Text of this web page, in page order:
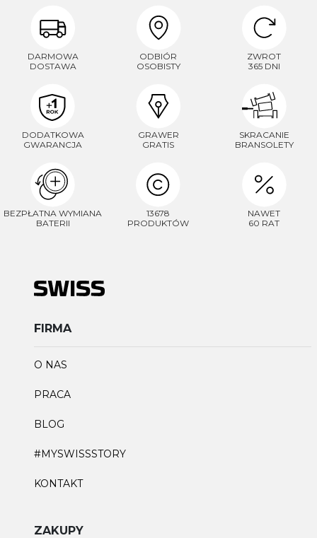
DARMOWA
DOSTAWA
ODBIÓR
OSOBISTY
ZWROT
365 DNI
DODATKOWA
GWARANCJA
GRAWER
GRATIS
SKRACANIE
BRANSOLETY
BEZPŁATNA WYMIANA
BATERII
13678
PRODUKTÓW
NAWET
60 RAT
FIRMA
O NAS
PRACA
BLOG
#MYSWISSSTORY
KONTAKT
ZAKUPY